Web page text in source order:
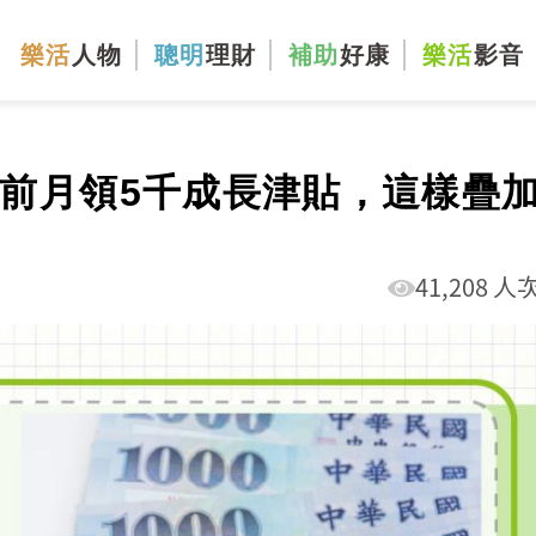
樂活 人物 聰明 理財 補助好康 樂活影音
月領5千成長津貼，這樣疊
41,208 人